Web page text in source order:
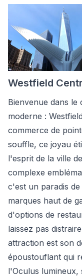
Westfield
Bienvenue dans le
moderne :
commerce de
souffle, ce joyau
l'esprit de la ville
complexe
c'est un paradis
marques haut de
d'options de
laissez pas
attraction est son
époustouflant qui
l'Oculus lumineux,